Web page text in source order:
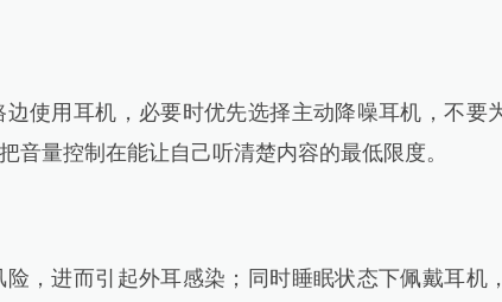
用耳机，必要时优先选择主动降噪耳机，不要
音量控制在能让自己听清楚内容的最低限度。
进而引起外耳感染；同时睡眠状态下佩戴耳机